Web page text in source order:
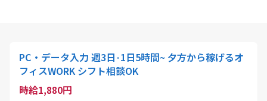
PC・データ入力 週3日·1日5時間~ 夕方から稼げるオ
フィスWORK シフト相談OK
時給1,880円